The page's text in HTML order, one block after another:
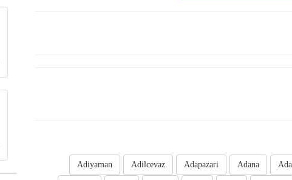
Adana
Adapazari
Adilcevaz
Adiyaman